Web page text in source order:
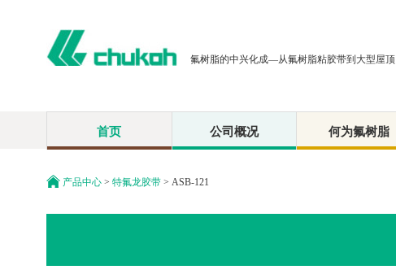
氟树脂的中兴化成—从氟树脂粘胶带到大型屋顶
首页 公司概况 何为氟树脂
产品中心> 特氟龙胶带> ASB-121